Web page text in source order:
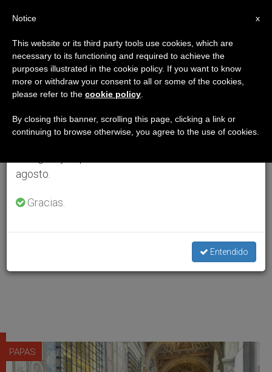
PAPAS
×
Aviso importante
Del 27 de julio al 7 de agosto haremos la pausa
anual, aprovechando que en el periodo de verano
se generan menos informaciones y también el
agosto.
Gracias.
Entendido
x
Notice
This website or its third party tools use cookies, which are
necessary to its functioning and required to achieve the
purposes illustrated in the cookie policy. If you want to know
more or withdraw your consent to all or some of the cookies,
please refer to the cookie policy
By closing this banner, scrolling this page, clicking a link or
continuing to browse otherwise, you agree to the use of cookies.